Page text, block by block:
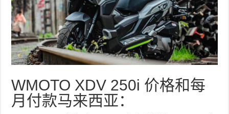
WMOTO XDV 250i 价格和每
月付款马来西亚：